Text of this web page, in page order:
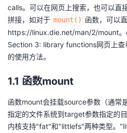
播
活
动
的
关
程
认
证
的
实
我
的
支
持
声
建
calls。可以在网页上搜索，也可以直
拼接，如对于 mount() 函数，可以
https://linux.die.net/man/2/mount
Section 3: library functions网页上
的使用方法。
1.1 函数mount
函数mount会挂载source参数（通常
指定的文件系统到target参数指定的
内核支持"fat"和"littlefs"两种类型。